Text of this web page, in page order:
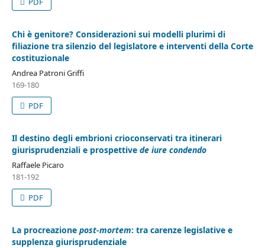
Chi è genitore? Considerazioni sui modelli plurimi di
filiazione tra silenzio del legislatore e interventi della Corte
costituzionale
Andrea Patroni Griffi
169-180
PDF
Il destino degli embrioni crioconservati tra itinerari
giurisprudenziali e prospettive de iure condendo
Raffaele Picaro
181-192
PDF
La procreazione post-mortem: tra carenze legislative e
supplenza giurisprudenziale